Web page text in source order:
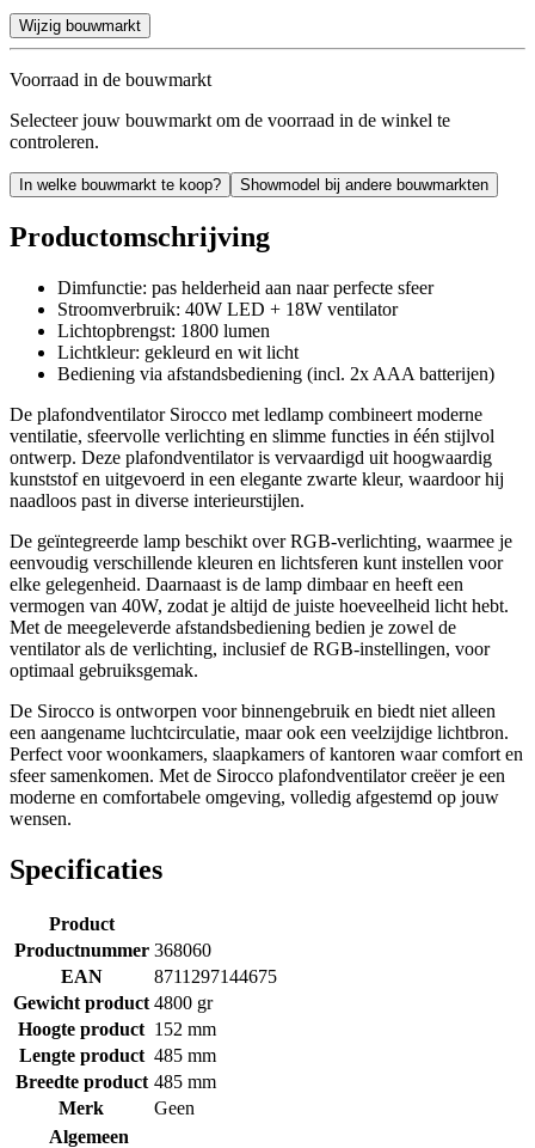
Wijzig bouwmarkt
Voorraad in de bouwmarkt
Selecteer jouw bouwmarkt om de voorraad in de winkel te
controleren.
In welke bouwmarkt te koop? Showmodel bij andere bouwmarkten
Productomschrijving
Dimfunctie: pas helderheid aan naar perfecte sfeer
Stroomverbruik: 40W LED + 18W ventilator
Lichtopbrengst: 1800 lumen
Lichtkleur: gekleurd en wit licht
Bediening via afstandsbediening (incl. 2x AAA batterijen)
De plafondventilator Sirocco met ledlamp combineert moderne
ventilatie, sfeervolle verlichting en slimme functies in één stijlvol
ontwerp. Deze plafondventilator is vervaardigd uit hoogwaardig
kunststof en uitgevoerd in een elegante zwarte kleur, waardoor hij
naadloos past in diverse interieurstijlen.
De geïntegreerde lamp beschikt over RGB-verlichting, waarmee je
eenvoudig verschillende kleuren en lichtsferen kunt instellen voor
elke gelegenheid. Daarnaast is de lamp dimbaar en heeft een
vermogen van 40W, zodat je altijd de juiste hoeveelheid licht hebt.
Met de meegeleverde afstandsbediening bedien je zowel de
ventilator als de verlichting, inclusief de RGB-instellingen, voor
optimaal gebruiksgemak.
De Sirocco is ontworpen voor binnengebruik en biedt niet alleen
een aangename luchtcirculatie, maar ook een veelzijdige lichtbron.
Perfect voor woonkamers, slaapkamers of kantoren waar comfort en
sfeer samenkomen. Met de Sirocco plafondventilator creëer je een
moderne en comfortabele omgeving, volledig afgestemd op jouw
wensen.
Specificaties
Product
Productnummer 368060
EAN
8711297144675
Gewicht product 4800 gr
Hoogte product 152 mm
Lengte product 485 mm
Breedte product 485 mm
Merk
Geen
Algemeen